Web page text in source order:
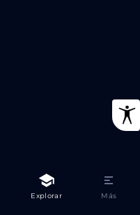
Explorar Más